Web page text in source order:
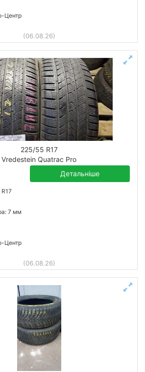
Центр
(06.08.26)
225/55 R17
Vredestein Quatrac Pro
Детальніше
7 мм
Центр
(06.08.26)